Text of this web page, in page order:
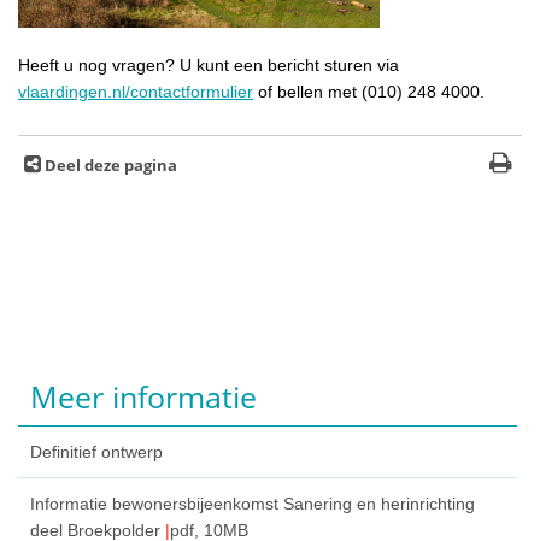
Heeft u nog vragen? U kunt een bericht sturen via
vlaardingen.nl/contactformulier of bellen met (010) 248 4000.
Deel deze pagina
Meer informatie
Definitief ontwerp
Informatie bewonersbijeenkomst Sanering en herinrichting
deel Broekpolder pdf , 10MB